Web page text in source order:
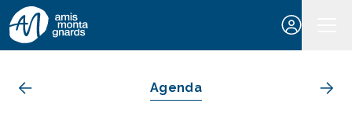
Aller au contenu
Agenda